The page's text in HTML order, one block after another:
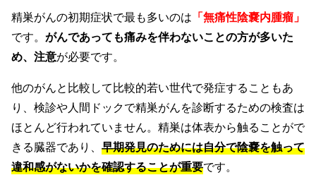
精巣がんの初期症状で最も多いのは 「無痛性陰嚢内腫瘤」
です。 がんであっても痛みを伴わないことの方が多いた
め、注意が必要です。
他のがんと比較して比較的若い世代で発症することもあ
り、検診や人間ドックで精巣がんを診断するための検査は
ほとんど行われていません。精巣は体表から触ることがで
きる臓器であり、 早期発見のためには自分で陰嚢を触って
違和感がないかを確認することが重要です。